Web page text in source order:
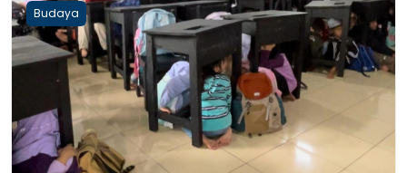
Budaya